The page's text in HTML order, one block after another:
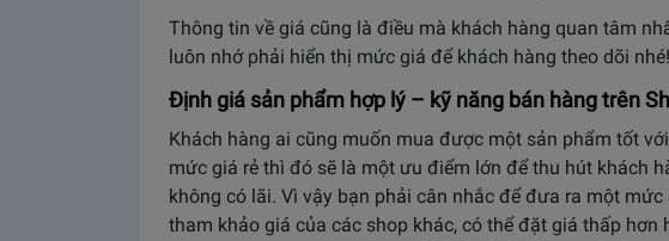
Thông tin về giá cũng là điều mà khách hàng quan tâm
luôn nhớ phải hiển thị mức giá để khách hàng theo dõi nhé!
Định giá sản phẩm hợp lý – kỹ năng bán hàng trên
Khách hàng ai cũng muốn mua được một sản phẩm tốt
mức giá rẻ thì đó sẽ là một ưu điểm lớn để thu hút khách
không có lãi. Vì vậy bạn phải cân nhắc để đưa ra một
tham khảo giá của các shop khác, có thể đặt giá thấp hơn